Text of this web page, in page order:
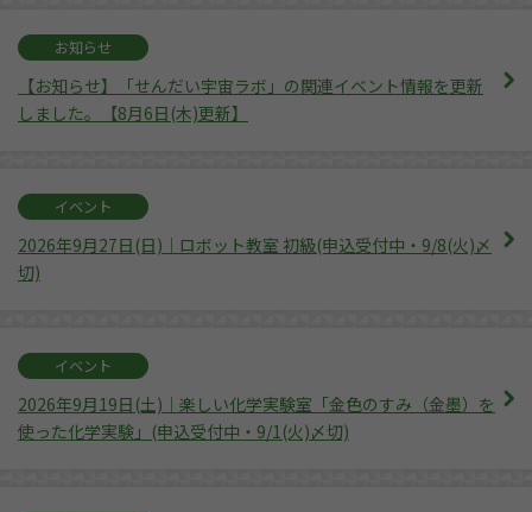
お知らせ
【お知らせ】「せんだい宇宙ラボ」の関連イベント情報を更新
しました。【8月6日(木)更新】
イベント
2026年9月27日(日)｜ロボット教室 初級(申込受付中・9/8(火)〆
切)
イベント
2026年9月19日(土)｜楽しい化学実験室「金色のすみ（金墨）を
使った化学実験」(申込受付中・9/1(火)〆切)